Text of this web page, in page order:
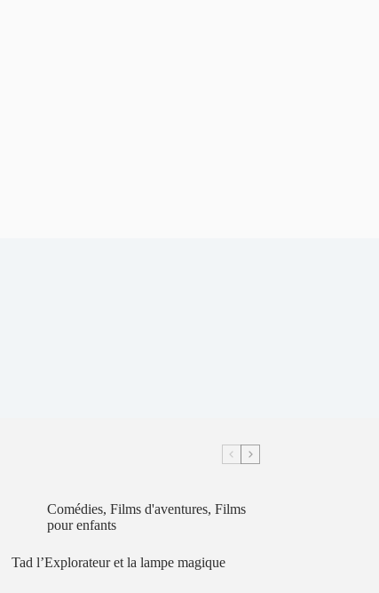
Comédies, Films d'aventures, Films
pour enfants
Tad l’Explorateur et la lampe magique